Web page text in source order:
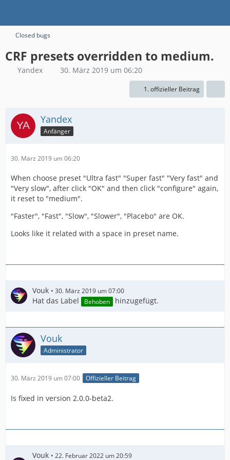
Closed bugs
CRF presets overridden to medium.
Yandex 30. März 2019 um 06:20
1. offizieller Beitrag
Yandex
Anfänger
30. März 2019 um 06:20
When choose preset "Ultra fast" "Super fast" "Very fast" and
"Very slow", after click "OK" and then click "configure" again,
it reset to "medium".
"Faster", "Fast", "Slow", "Slower", "Placebo" are OK.
Looks like it related with a space in preset name.
Vouk 30. März 2019 um 07:00
Hat das Label Behoben hinzugefügt.
Vouk
Administrator
30. März 2019 um 07:00 Offizieller Beitrag
Is fixed in version 2.0.0-beta2.
Vouk 22. Februar 2022 um 20:59